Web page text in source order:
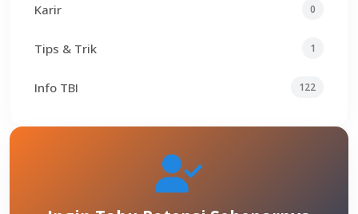
Karir 0
Tips & Trik 1
Info TBI 122